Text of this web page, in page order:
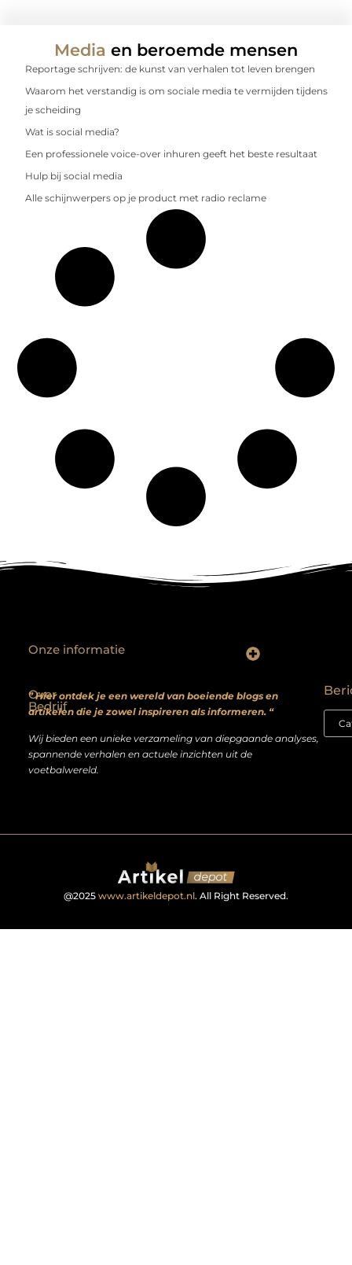
Media en beroemde mensen
Reportage schrijven: de kunst van verhalen tot leven brengen
Waarom het verstandig is om sociale media te vermijden tijdens
je scheiding
Wat is social media?
Een professionele voice-over inhuren geeft het beste resultaat
Hulp bij social media
Alle schijnwerpers op je product met radio reclame
Over
Bedrijf
” Hier ontdek je een wereld van boeiende blogs en
artikelen die je zowel inspireren als informeren. “
Wij bieden een unieke verzameling van diepgaande analyses,
spannende verhalen en actuele inzichten uit de
voetbalwereld.
Onze informatie
@2025 www.artikeldepot.nl. All Right Reserved.